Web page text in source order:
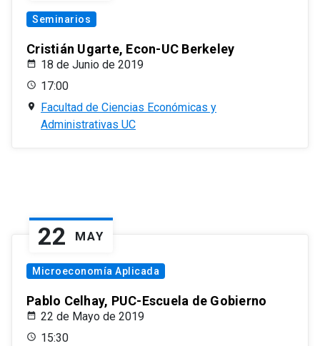
Seminarios
Cristián Ugarte, Econ-UC Berkeley
18 de Junio de 2019
17:00
Facultad de Ciencias Económicas y
Administrativas UC
22 MAY
Microeconomía Aplicada
Pablo Celhay, PUC-Escuela de Gobierno
22 de Mayo de 2019
15:30